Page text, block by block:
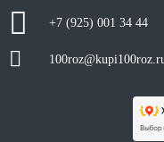
+7 (925) 001 34 44